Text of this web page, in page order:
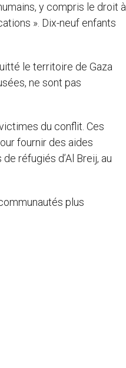
y compris le droit à
». Dix-neuf enfants
le territoire de Gaza
ne sont pas
du conflit. Ces
fournir des aides
réfugiés d’Al Breij, au
plus